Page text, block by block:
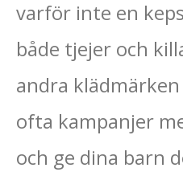
varför inte en
både tjejer och
andra
ofta kampanjer
och ge dina barn